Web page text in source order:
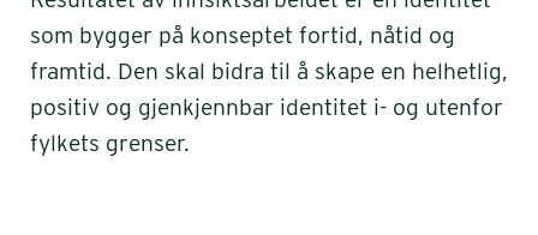
som bygger på konseptet fortid, nåtid og
framtid. Den skal bidra til å skape en helhetlig,
positiv og gjenkjennbar identitet i- og utenfor
fylkets grenser.